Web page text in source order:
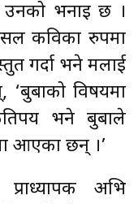
भनाइ छ ।
कविका रुपमा
गर्दा भने मलाई
‘बुबाको विषयमा
भने बुबाले
आएका छन् ।’
प्राध्यापक अभि